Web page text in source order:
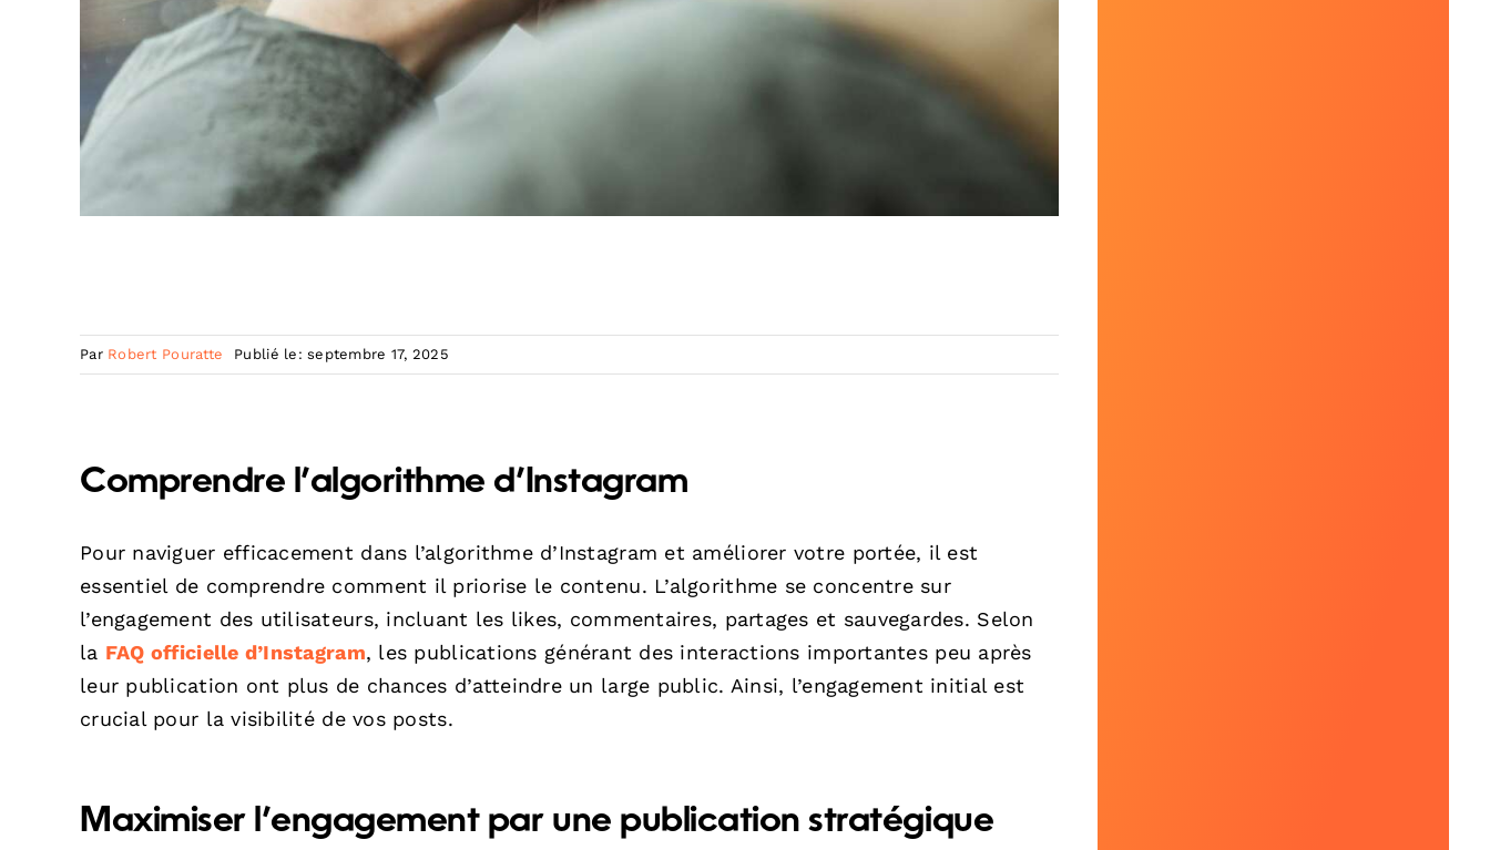
Par Robert Pouratte Publié le: septembre 17, 2025
Comprendre l’algorithme d’Instagram
Pour naviguer efficacement dans l’algorithme d’Instagram et améliorer votre portée, il est
essentiel de comprendre comment il priorise le contenu. L’algorithme se concentre sur
l’engagement des utilisateurs, incluant les likes, commentaires, partages et sauvegardes. Selon
la FAQ officielle d’Instagram, les publications générant des interactions importantes peu après
leur publication ont plus de chances d’atteindre un large public. Ainsi, l’engagement initial est
crucial pour la visibilité de vos posts.
Maximiser l’engagement par une publication stratégique